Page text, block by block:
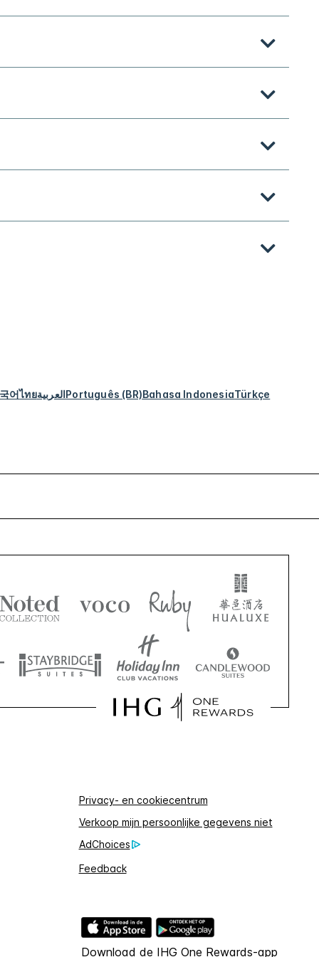
어ไทยالعربيةPortuguês (BR)Bahasa IndonesiaTürkçe
Privacy- en cookiecentrum
Verkoop mijn persoonlijke gegevens niet
AdChoices
Feedback
Download de IHG One Rewards-app